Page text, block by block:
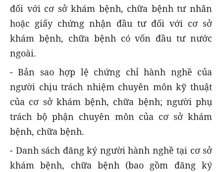
đối với cơ sở khám bệnh, chữa bệnh tư nhân
hoặc giấy chứng nhận đầu tư đối với cơ sở
khám bệnh, chữa bệnh có vốn đầu tư nước
ngoài.
- Bản sao hợp lệ chứng chỉ hành nghề của
người chịu trách nhiệm chuyên môn kỹ thuật
của cơ sở khám bệnh, chữa bệnh; người phụ
trách bộ phận chuyên môn của cơ sở khám
bệnh, chữa bệnh.
- Danh sách đăng ký người hành nghề tại cơ sở
khám bệnh, chữa bệnh (bao gồm đăng ký